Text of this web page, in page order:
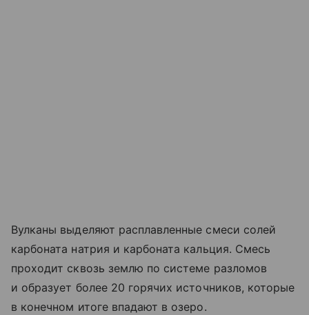
Вулканы выделяют расплавленные смеси солей
карбоната натрия и карбоната кальция. Смесь
проходит сквозь землю по системе разломов
и образует более 20 горячих источников, которые
в конечном итоге впадают в озеро.